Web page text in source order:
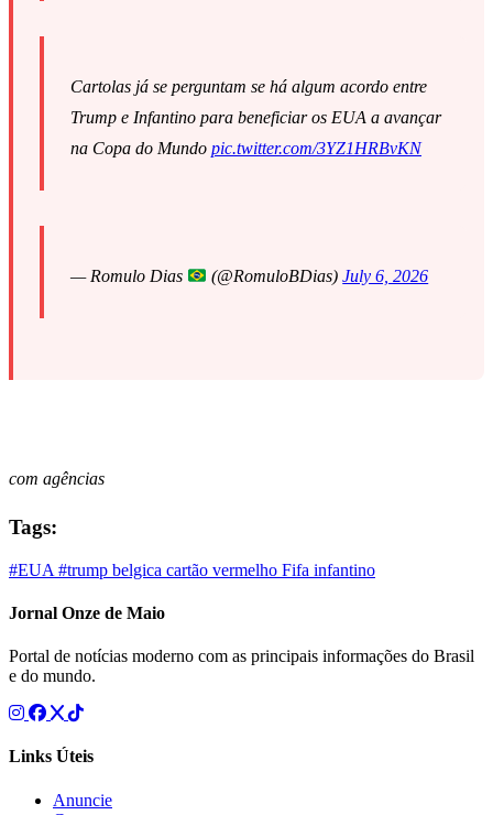
Cartolas já se perguntam se há algum acordo entre
Trump e Infantino para beneficiar os EUA a avançar
na Copa do Mundo pic.twitter.com/3YZ1HRBvKN
— Romulo Dias (@RomuloBDias)July 6, 2026
com agências
Tags:
#EUA #trump belgica cartão vermelho Fifa infantino
Jornal Onze de Maio
Portal de notícias moderno com as principais informações do Brasil
e do mundo.
Links Úteis
Anuncie